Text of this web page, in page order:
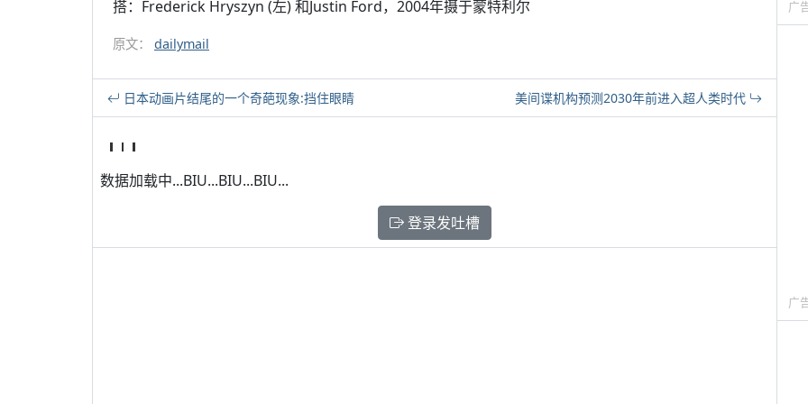
搭：Frederick Hryszyn (左) 和Justin Ford，2004年摄于蒙特利尔
原文： dailymail
日本动画片结尾的一个奇葩现象:挡住眼睛 美间谍机构预测2030年前进入超人类时代
数据加载中...BIU...BIU...BIU...
登录发吐槽
广
广